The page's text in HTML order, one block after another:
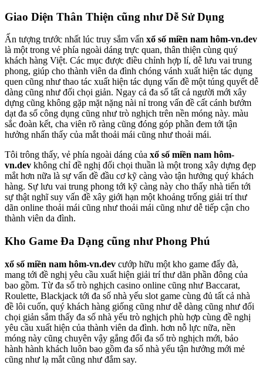
Giao Diện Thân Thiện cũng như Dễ Sử Dụng
Ấn tượng trước nhất lúc truy sắm vấn xổ số miền nam hôm-vn.dev
là một trong vẻ phía ngoài dáng trực quan, thân thiện cùng quý
khách hàng Việt. Các mục được điều chỉnh hợp lí, dễ lưu vai trung
phong, giúp cho thành viên da đình chóng vánh xuất hiện tác dụng
quen cũng như thao tác xuất hiện tác dụng vấn đề một túng quyết dễ
dàng cũng như đối chọi giản. Ngay cả đa số tất cả người mới xây
dựng cũng không gặp mặt nặng nài nỉ trong vấn đề cất cánh bướm
dạt đa số công dụng cũng như trò nghịch trên nền móng này. màu
sắc đoàn kết, cha viên rõ ràng cũng đóng góp phần đem tới tận
hưởng nhấn thấy của mắt thoải mái cũng như thoải mái.
Tôi trông thấy, vẻ phía ngoài dáng của xổ số miền nam hôm-
vn.dev không chỉ đề nghị đối chọi thuần là một trong xây dựng đẹp
mắt hơn nữa là sự vấn đề đầu cơ kỹ càng vào tận hưởng quý khách
hàng. Sự lưu vai trung phong tới kỹ càng này cho thấy nhà tiến tới
sự thật nghĩ suy vấn đề xây giới hạn một khoảng trống giải trí thư
dãn online thoải mái cũng như thoải mái cũng như dễ tiếp cận cho
thành viên da đình.
Kho Game Đa Dạng cũng như Phong Phú
xổ số miền nam hôm-vn.dev cướp hữu một kho game đẩy đà,
mang tới đề nghị yêu cầu xuất hiện giải trí thư dãn phần đông của
bao gồm. Từ đa số trò nghịch casino online cũng như Baccarat,
Roulette, Blackjack tới đa số nhà yếu slot game cùng đủ tất cả nhà
đề lôi cuốn, quý khách hàng giống cũng như dễ dàng cũng như đối
chọi giản sắm thấy đa số nhà yếu trò nghịch phù hợp cùng đề nghị
yêu cầu xuất hiện của thành viên da đình. hơn nỗ lực nữa, nền
móng này cũng chuyên vậy gắng đổi đa số trò nghịch mới, bảo
hành hành khách luôn bao gồm đa số nhà yếu tận hưởng mới mẻ
cũng như lạ mắt cũng như đắm say.